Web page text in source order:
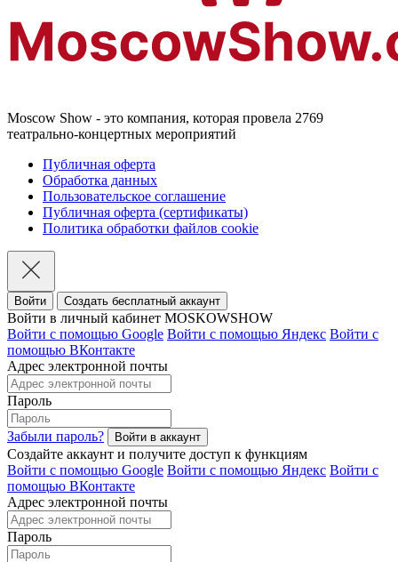
Moscow Show - это компания, которая провела 2769
театрально-концертных мероприятий
Публичная оферта
Обработка данных
Пользовательское соглашение
Публичная оферта (сертификаты)
Политика обработки файлов cookie
Войти Создать бесплатный аккаунт
Войти в личный кабинет MOSKOWSHOW
Войти с помощью Google Войти с помощью Яндекс Войти с
помощью ВКонтакте
Адрес электронной почты
Пароль
Забыли пароль?
Создайте аккаунт и получите доступ к функциям
Войти с помощью Google Войти с помощью Яндекс Войти с
помощью ВКонтакте
Адрес электронной почты
Пароль